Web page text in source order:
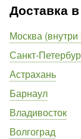
Доставка
Москва
Санкт-
Астрахань
Барнаул
Владивосток
Волгоград